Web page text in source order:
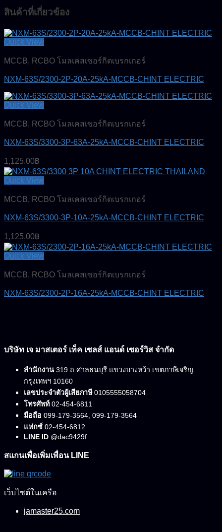
สินค้าที่เกี่ยวข้อง
Quick View
MCCB, RCBO โมลเคสเซอร์กิตเบรกเกอร์
NXM-63S/2300-2P-20A-25kA-MCCB-CHINT ELECTRIC
Quick View
MCCB, RCBO โมลเคสเซอร์กิตเบรกเกอร์
NXM-63S/3300-3P-63A-25kA-MCCB-CHINT ELECTRIC
1,125.00฿
Quick View
MCCB, RCBO โมลเคสเซอร์กิตเบรกเกอร์
NXM-63S/3300-3P-10A-25kA-MCCB-CHINT ELECTRIC
1,125.00฿
Quick View
MCCB, RCBO โมลเคสเซอร์กิตเบรกเกอร์
NXM-63S/2300-2P-16A-25kA-MCCB-CHINT ELECTRIC
บริษัท เจ มาสเตอร์ เท็ค เซลส์ แอนด์ เซอร์วิส จำกัด
สำนักงาน 319 ถ.ศาลธนบุรี แขวงบางหว้า เขตภาษีเจริญ
กรุงเทพฯ 10160
เลขประจำตัวผู้เสียภาษี0105555058704
โทรศัพท์02-454-6811
มือถือ 099-179-3564, 099-179-3564
แฟกซ์ 02-454-6812
LINE ID @dac9429f
สแกนเพื่อเพิ่มเพื่อน LINE
เว็บไซต์ในเครือ
jamaster25.com